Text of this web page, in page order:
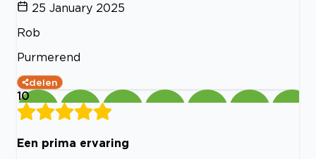
25 January 2025
Rob
Purmerend
delen
10
Een prima ervaring